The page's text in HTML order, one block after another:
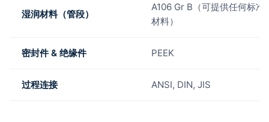
湿润材料（管段）
A106 Gr B（可提供任何标准
材料）
密封件 & 绝缘件 PEEK
过程连接 ANSI, DIN, JIS